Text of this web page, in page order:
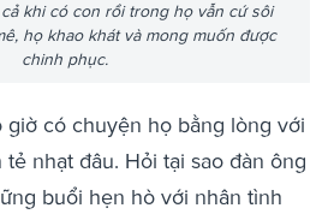
khi có con rồi trong họ vẫn cứ sôi
họ khao khát và mong muốn được
chinh phục.
giờ có chuyện họ bằng lòng với
nhạt đâu. Hỏi tại sao đàn ông
buổi hẹn hò với nhân tình